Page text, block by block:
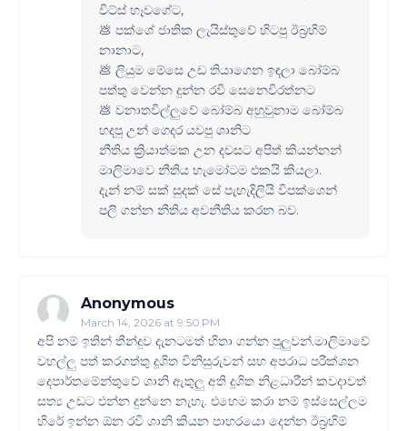
විට්ස් හෑවගේට,
💩 පක්ශේ ජාතික ලැයිස්තුවේ හිටපු ඊබ්‍රහිම්
නානාට,
💩 ලියුම මේසෙ උඩ තියාගෙන ඉඳලා බෝම්බ
පත්තු වෙන්න දුන්න රවි සෙනෙවිරත්නට
💩 වනාතවිල්ලුවේ බෝම්බ අහුවුනාම බෝම්බ
හදපු උන් ගෙදර යවපු ශානිට
නීතිය ක්‍රියාත්මක උන දවසට අපිත් කියන්නන්
මාලිමාවෙ නීතිය හැමෝටම එකයි කියලා.
දැන් නම් සක් සුදක් සේ පැහැදිලියි විපක්ශෙන්
පලි ගන්න නීතිය අවනීතිය කරන බව.
Anonymous
March 14, 2026 at 9:50 PM
අපි නම් ඉතින් තීන්දුව දැනටමත් හිතා ගන්න පුලුවන්.මාලිමාවේ
වහල්ලු පත් කරගත්තු දූශිත විනිසුරුවන් සහ අපරාධ පරීක්ශන
දෙපාර්තමේන්තුවේ ශානි ඇතුලු අති දූශිත නිළධාරීන් කවදාවත්
සත්‍ය උඩට එන්න දුන්නෙ නැහැ. එහෙම කරා නම් ඉස්සෙල්ලම
හිරේ ඉන්න ඕන රවි ශානි කියන පාහරයො දෙන්න ඊබ්‍රහිම්